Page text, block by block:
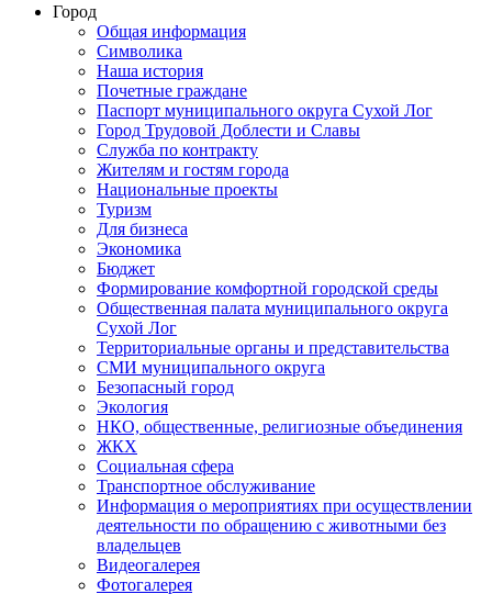
Город
Общая информация
Символика
Наша история
Почетные граждане
Паспорт муниципального округа Сухой Лог
Город Трудовой Доблести и Славы
Служба по контракту
Жителям и гостям города
Национальные проекты
Туризм
Для бизнеса
Экономика
Бюджет
Формирование комфортной городской среды
Общественная палата муниципального округа
Сухой Лог
Территориальные органы и представительства
СМИ муниципального округа
Безопасный город
Экология
НКО, общественные, религиозные объединения
ЖКХ
Социальная сфера
Транспортное обслуживание
Информация о мероприятиях при осуществлении
деятельности по обращению с животными без
владельцев
Видеогалерея
Фотогалерея